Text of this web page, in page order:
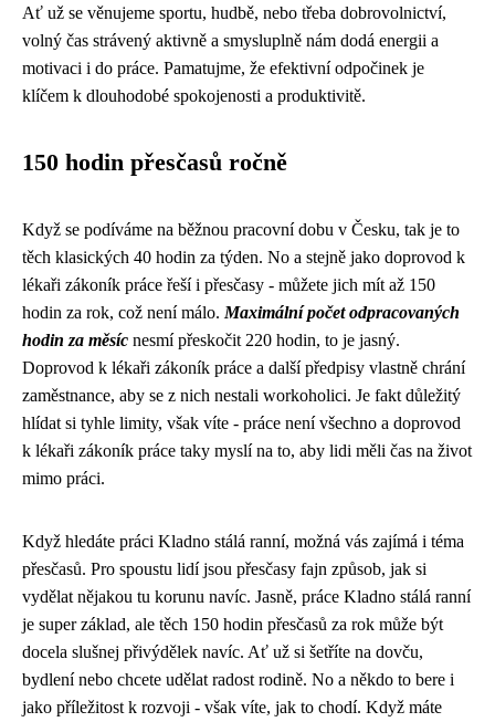
Ať už se věnujeme sportu, hudbě, nebo třeba dobrovolnictví,
volný čas strávený aktivně a smysluplně nám dodá energii a
motivaci i do práce. Pamatujme, že efektivní odpočinek je
klíčem k dlouhodobé spokojenosti a produktivitě.
150 hodin přesčasů ročně
Když se podíváme na běžnou pracovní dobu v Česku, tak je to
těch klasických 40 hodin za týden. No a stejně jako doprovod k
lékaři zákoník práce řeší i přesčasy - můžete jich mít až 150
hodin za rok, což není málo. Maximální počet odpracovaných
hodin za měsíc nesmí přeskočit 220 hodin, to je jasný.
Doprovod k lékaři zákoník práce a další předpisy vlastně chrání
zaměstnance, aby se z nich nestali workoholici. Je fakt důležitý
hlídat si tyhle limity, však víte - práce není všechno a doprovod
k lékaři zákoník práce taky myslí na to, aby lidi měli čas na život
mimo práci.
Když hledáte práci Kladno stálá ranní, možná vás zajímá i téma
přesčasů. Pro spoustu lidí jsou přesčasy fajn způsob, jak si
vydělat nějakou tu korunu navíc. Jasně, práce Kladno stálá ranní
je super základ, ale těch 150 hodin přesčasů za rok může být
docela slušnej přivýdělek navíc. Ať už si šetříte na dovču,
bydlení nebo chcete udělat radost rodině. No a někdo to bere i
jako příležitost k rozvoji - však víte, jak to chodí. Když máte